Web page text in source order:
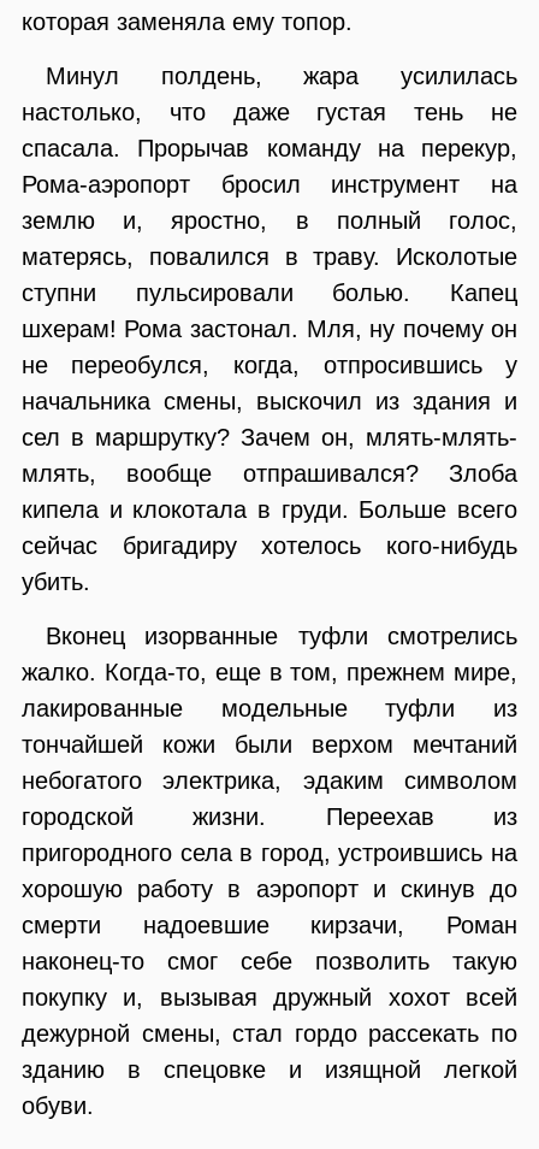
которая заменяла ему топор.
Минул полдень, жара усилилась
настолько, что даже густая тень не
спасала. Прорычав команду на перекур,
Рома-аэропорт бросил инструмент на
землю и, яростно, в полный голос,
матерясь, повалился в траву. Исколотые
ступни пульсировали болью. Капец
шхерам! Рома застонал. Мля, ну почему он
не переобулся, когда, отпросившись у
начальника смены, выскочил из здания и
сел в маршрутку? Зачем он, млять-млять-
млять, вообще отпрашивался? Злоба
кипела и клокотала в груди. Больше всего
сейчас бригадиру хотелось кого-нибудь
убить.
Вконец изорванные туфли смотрелись
жалко. Когда-то, еще в том, прежнем мире,
лакированные модельные туфли из
тончайшей кожи были верхом мечтаний
небогатого электрика, эдаким символом
городской жизни. Переехав из
пригородного села в город, устроившись на
хорошую работу в аэропорт и скинув до
смерти надоевшие кирзачи, Роман
наконец-то смог себе позволить такую
покупку и, вызывая дружный хохот всей
дежурной смены, стал гордо рассекать по
зданию в спецовке и изящной легкой
обуви.